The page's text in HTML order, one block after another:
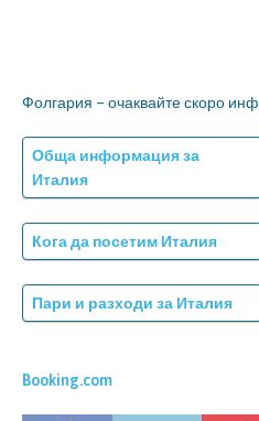
Фолгария – очаквайте скоро
Обща информация за
Италия
Кога да посетим Италия
Пари и разходи за Италия
Booking.com